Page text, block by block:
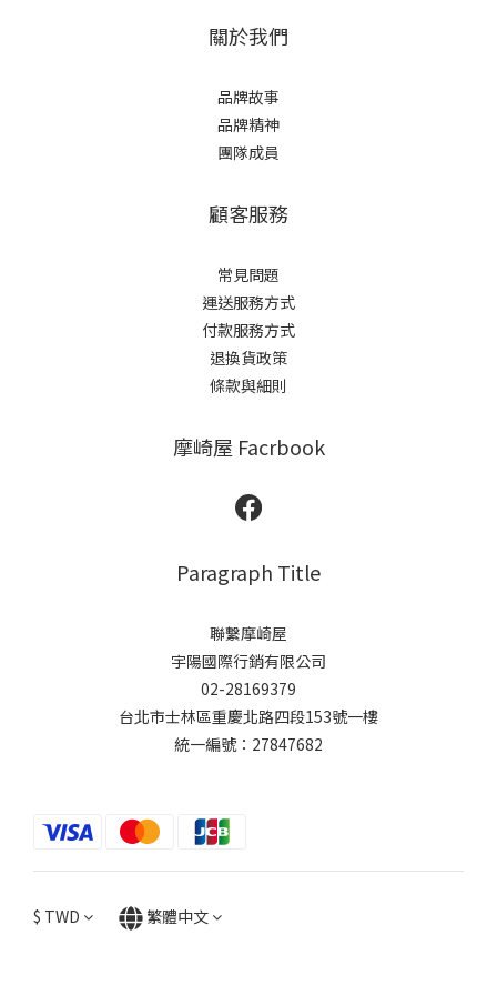
關於我們
品牌故事
品牌精神
團隊成員
顧客服務
常見問題
運送服務方式
付款服務方式
退換貨政策
條款與細則
摩崎屋 Facrbook
Paragraph Title
聯繫摩崎屋
宇陽國際行銷有限公司
02-28169379
台北市士林區重慶北路四段153號一樓
統一編號：27847682
$ TWD 繁體中文